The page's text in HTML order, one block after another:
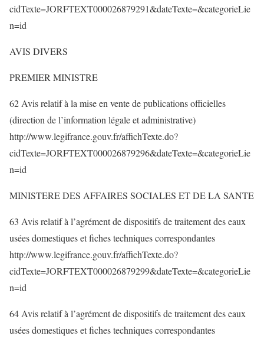
cidTexte=JORFTEXT000026879291&dateTexte=&categorieLie
n=id
AVIS DIVERS
PREMIER MINISTRE
62 Avis relatif à la mise en vente de publications officielles
(direction de l’information légale et administrative)
http://www.legifrance.gouv.fr/affichTexte.do?
cidTexte=JORFTEXT000026879296&dateTexte=&categorieLie
n=id
MINISTERE DES AFFAIRES SOCIALES ET DE LA SANTE
63 Avis relatif à l’agrément de dispositifs de traitement des eaux
usées domestiques et fiches techniques correspondantes
http://www.legifrance.gouv.fr/affichTexte.do?
cidTexte=JORFTEXT000026879299&dateTexte=&categorieLie
n=id
64 Avis relatif à l’agrément de dispositifs de traitement des eaux
usées domestiques et fiches techniques correspondantes